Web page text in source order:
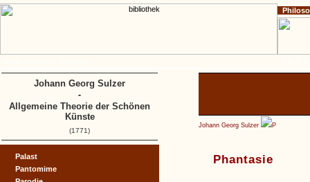
Johann Georg Sulzer P
Phantasie
Palast
Pantomime
Johann Georg Sulzer
-
Allgemeine Theorie der Schönen
Künste
(1771)